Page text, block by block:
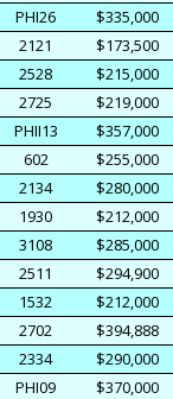
PHI26
$335,000
2121
$173,500
2528
$215,000
2725
$219,000
PHII13
$357,000
602
$255,000
2134
$280,000
1930
$212,000
3108
$285,000
2511
$294,900
1532
$212,000
2702
$394,888
2334
$290,000
PHI09
$370,000